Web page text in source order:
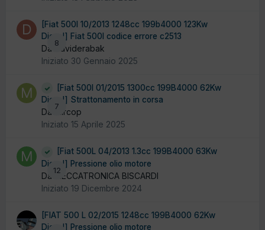
8
[Fiat 500l 10/2013 1248cc 199b4000 123Kw
Diesel] Fiat 500l codice errore c2513
Da Daviderabak
Iniziato 30 Gennaio 2025
7
[Fiat 500l 01/2015 1300cc 199B4000 62Kw
Diesel] Strattonamento in corsa
Da Mircop
Iniziato 15 Aprile 2025
12
[Fiat 500L 04/2013 1.3cc 199B4000 63Kw
Diesel] Pressione olio motore
Da MECCATRONICA BISCARDI
Iniziato 19 Dicembre 2024
[FIAT 500 L 02/2015 1248cc 199B4000 62Kw
Diesel] Pressione olio motore